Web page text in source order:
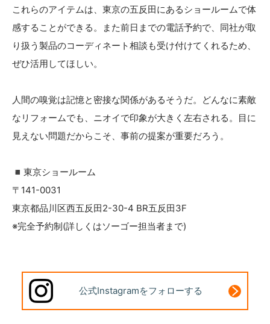
これらのアイテムは、東京の五反田にあるショールームで体
感することができる。また前日までの電話予約で、同社が取
り扱う製品のコーディネート相談も受け付けてくれるため、
ぜひ活用してほしい。
人間の嗅覚は記憶と密接な関係があるそうだ。どんなに素敵
なリフォームでも、ニオイで印象が大きく左右される。目に
見えない問題だからこそ、事前の提案が重要だろう。
◾️東京ショールーム
〒141-0031
東京都品川区西五反田2-30-4 BR五反田3F
※完全予約制(詳しくはソーゴー担当者まで)
公式Instagramをフォローする